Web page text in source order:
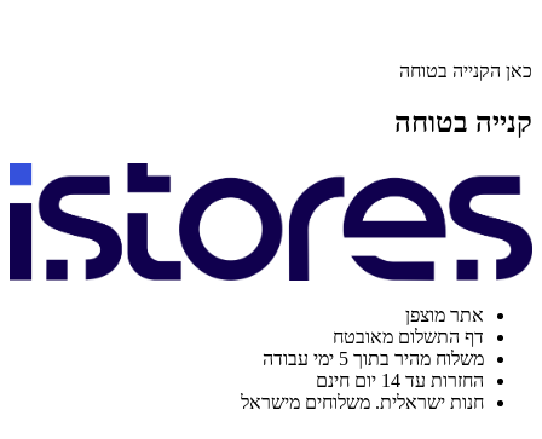
כאן הקנייה בטוחה
קנייה בטוחה
אתר מוצפן
דף התשלום מאובטח
משלוח מהיר בתוך 5 ימי עבודה
החזרות עד 14 יום חינם
חנות ישראלית. משלוחים מישראל